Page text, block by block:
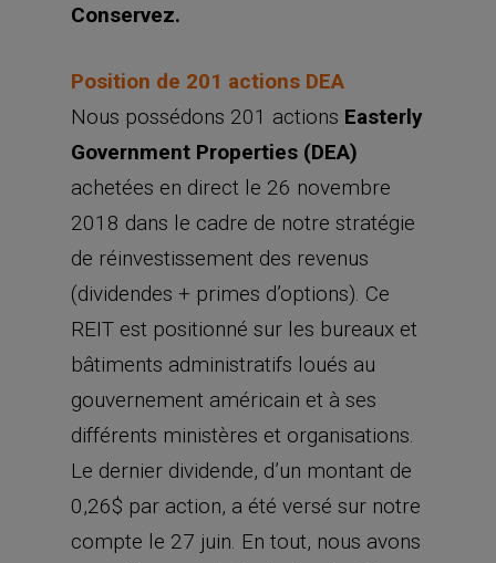
Conservez.
Position de 201 actions DEA
Nous possédons 201 actions Easterly
Government Properties (DEA)
achetées en direct le 26 novembre
2018 dans le cadre de notre stratégie
de réinvestissement des revenus
(dividendes + primes d’options). Ce
REIT est positionné sur les bureaux et
bâtiments administratifs loués au
gouvernement américain et à ses
différents ministères et organisations.
Le dernier dividende, d’un montant de
0,26$ par action, a été versé sur notre
compte le 27 juin. En tout, nous avons